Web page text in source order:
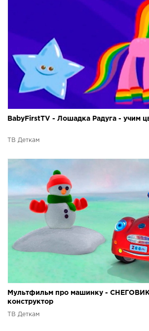
BabyFirstTV - Лошадка Радуга - учим
ТВ Деткам
Мультфильм про машинку -
конструктор
ТВ Деткам